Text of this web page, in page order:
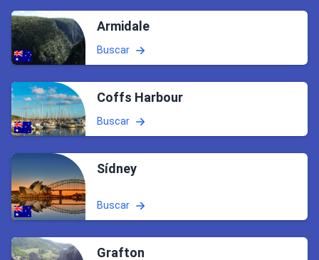
Armidale
Buscar
Coffs Harbour
Buscar
Sídney
Buscar
Grafton